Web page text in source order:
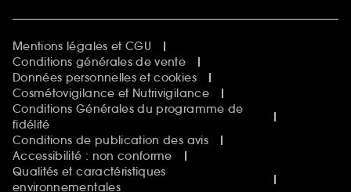
Mentions légales et CGU
Conditions générales de vente
Données personnelles et cookies
Cosmétovigilance et Nutrivigilance
Conditions Générales du programme de
fidélité
Conditions de publication des avis
Accessibilité : non conforme
Qualités et caractéristiques
environnementales